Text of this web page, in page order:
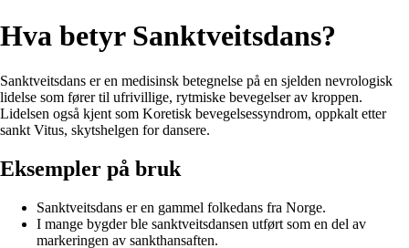
Hva betyr Sanktveitsdans?
Sanktveitsdans er en medisinsk betegnelse på en sjelden nevrologisk
lidelse som fører til ufrivillige, rytmiske bevegelser av kroppen.
Lidelsen også kjent som Koretisk bevegelsessyndrom, oppkalt etter
sankt Vitus, skytshelgen for dansere.
Eksempler på bruk
Sanktveitsdans er en gammel folkedans fra Norge.
I mange bygder ble sanktveitsdansen utført som en del av
markeringen av sankthansaften.